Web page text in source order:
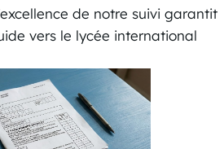
de notre suivi garantit
vers le lycée international